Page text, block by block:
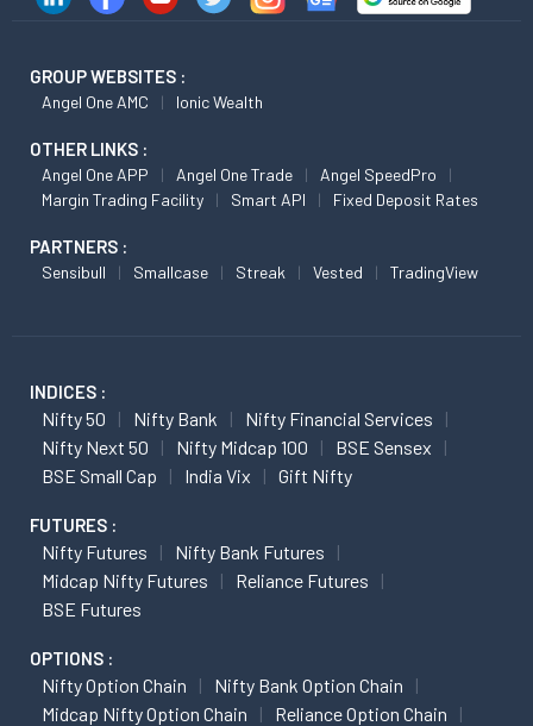
GROUP WEBSITES :
Angel One AMC Ionic Wealth
OTHER LINKS :
Angel One APP Angel One Trade
Angel SpeedPro
Margin Trading Facility
Smart API Fixed Deposit Rates
PARTNERS :
Sensibull Smallcase Streak Vested TradingView
INDICES :
Nifty 50 Nifty Bank
Nifty Financial Services
Nifty Next 50
Nifty Midcap 100
BSE Sensex
BSE Small Cap
India Vix Gift Nifty
FUTURES :
Nifty Futures
Nifty Bank Futures
Midcap Nifty Futures
Reliance Futures
BSE Futures
OPTIONS :
Nifty Option Chain
Nifty Bank Option Chain
Midcap Nifty Option Chain
Reliance Option Chain